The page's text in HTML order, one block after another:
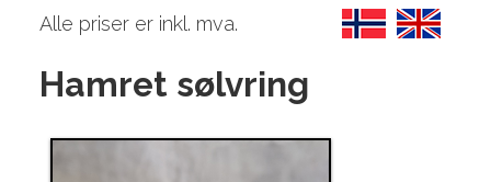
Alle priser er inkl. mva.
Hamret sølvring